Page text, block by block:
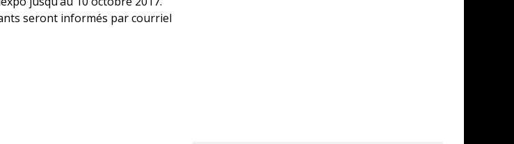
seront informés par courriel